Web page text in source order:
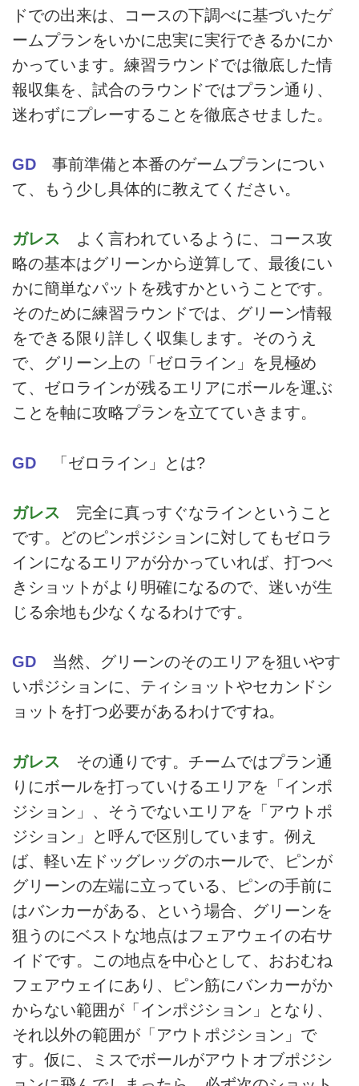
ドでの出来は、コースの下調べに基づいたゲ
ームプランをいかに忠実に実行できるかにか
かっています。練習ラウンドでは徹底した情
報収集を、試合のラウンドではプラン通り、
迷わずにプレーすることを徹底させました。
GD 事前準備と本番のゲームプランについ
て、もう少し具体的に教えてください。
ガレス よく言われているように、コース攻
略の基本はグリーンから逆算して、最後にい
かに簡単なパットを残すかということです。
そのために練習ラウンドでは、グリーン情報
をできる限り詳しく収集します。そのうえ
で、グリーン上の「ゼロライン」を見極め
て、ゼロラインが残るエリアにボールを運ぶ
ことを軸に攻略プランを立てていきます。
GD 「ゼロライン」とは?
ガレス 完全に真っすぐなラインということ
です。どのピンポジションに対してもゼロラ
インになるエリアが分かっていれば、打つべ
きショットがより明確になるので、迷いが生
じる余地も少なくなるわけです。
GD 当然、グリーンのそのエリアを狙いやす
いポジションに、ティショットやセカンドシ
ョットを打つ必要があるわけですね。
ガレス その通りです。チームではプラン通
りにボールを打っていけるエリアを「インポ
ジション」、そうでないエリアを「アウトポ
ジション」と呼んで区別しています。例え
ば、軽い左ドッグレッグのホールで、ピンが
グリーンの左端に立っている、ピンの手前に
はバンカーがある、という場合、グリーンを
狙うのにベストな地点はフェアウェイの右サ
イドです。この地点を中心として、おおむね
フェアウェイにあり、ピン筋にバンカーがか
からない範囲が「インポジション」となり、
それ以外の範囲が「アウトポジション」で
す。仮に、ミスでボールがアウトオブポジシ